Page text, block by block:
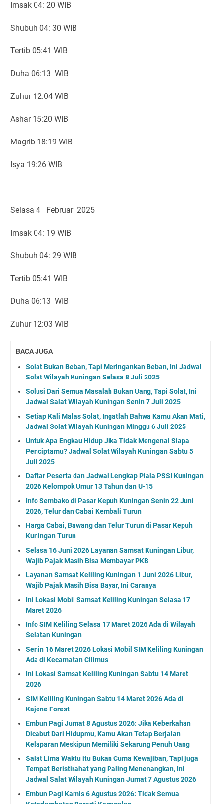
Imsak 04: 20 WIB
Shubuh 04: 30 WIB
Tertib 05:41 WIB
Duha 06:13 WIB
Zuhur 12:04 WIB
Ashar 15:20 WIB
Magrib 18:19 WIB
Isya 19:26 WIB
Selasa 4 Februari 2025
Imsak 04: 19 WIB
Shubuh 04: 29 WIB
Tertib 05:41 WIB
Duha 06:13 WIB
Zuhur 12:03 WIB
BACA JUGA
Solat Bukan Beban, Tapi Meringankan Beban, Ini Jadwal
Solat Wilayah Kuningan Selasa 8 Juli 2025
Solusi Dari Semua Masalah Bukan Uang, Tapi Solat, Ini
Jadwal Salat Wilayah Kuningan Senin 7 Juli 2025
Setiap Kali Malas Solat, Ingatlah Bahwa Kamu Akan Mati,
Jadwal Solat Wilayah Kuningan Minggu 6 Juli 2025
Untuk Apa Engkau Hidup Jika Tidak Mengenal Siapa
Penciptamu? Jadwal Solat Wilayah Kuningan Sabtu 5
Juli 2025
Daftar Peserta dan Jadwal Lengkap Piala PSSI Kuningan
2026 Kelompok Umur 13 Tahun dan U-15
Info Sembako di Pasar Kepuh Kuningan Senin 22 Juni
2026, Telur dan Cabai Kembali Turun
Harga Cabai, Bawang dan Telur Turun di Pasar Kepuh
Kuningan Turun
Selasa 16 Juni 2026 Layanan Samsat Kuningan Libur,
Wajib Pajak Masih Bisa Membayar PKB
Layanan Samsat Keliling Kuningan 1 Juni 2026 Libur,
Wajib Pajak Masih Bisa Bayar, Ini Caranya
Ini Lokasi Mobil Samsat Keliling Kuningan Selasa 17
Maret 2026
Info SIM Keliling Selasa 17 Maret 2026 Ada di Wilayah
Selatan Kuningan
Senin 16 Maret 2026 Lokasi Mobil SIM Keliling Kuningan
Ada di Kecamatan Cilimus
Ini Lokasi Samsat Keliling Kuningan Sabtu 14 Maret
2026
SIM Keliling Kuningan Sabtu 14 Maret 2026 Ada di
Kajene Forest
Embun Pagi Jumat 8 Agustus 2026: Jika Keberkahan
Dicabut Dari Hidupmu, Kamu Akan Tetap Berjalan
Kelaparan Meskipun Memiliki Sekarung Penuh Uang
Salat Lima Waktu itu Bukan Cuma Kewajiban, Tapi juga
Tempat Beristirahat yang Paling Menenangkan, Ini
Jadwal Salat Wilayah Kuningan Jumat 7 Agustus 2026
Embun Pagi Kamis 6 Agustus 2026: Tidak Semua